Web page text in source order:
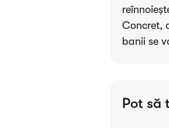
Concret,
banii se
Pot să